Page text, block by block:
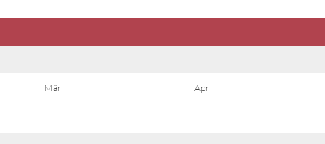
Mär Apr